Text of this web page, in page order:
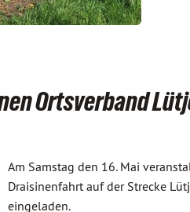
Ortsverband
Am Samstag den 16. Mai
Draisinenfahrt auf der Strecke
eingeladen.